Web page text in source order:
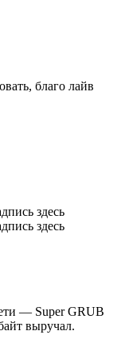
благо лайв
здесь
здесь
— Super GRUB
выручал.